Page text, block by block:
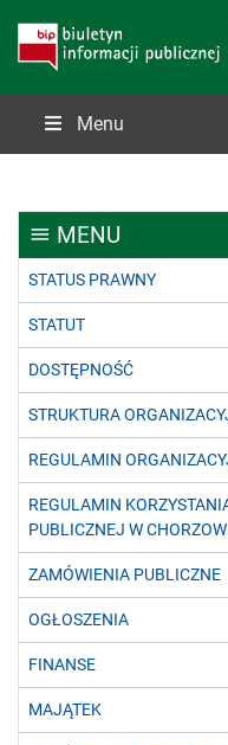
Menu
MENU
STATUS PRAWNY
STATUT
DOSTĘPNOŚĆ
STRUKTURA
REGULAMIN
REGULAMIN
PUBLICZNEJ W
ZAMÓWIENIA PUBLICZNE
OGŁOSZENIA
FINANSE
MAJĄTEK